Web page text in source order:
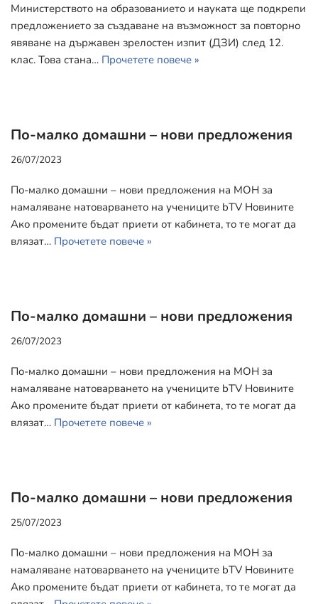
Министерството на образованието и науката ще подкрепи
предложението за създаване на възможност за повторно
явяване на държавен зрелостен изпит (ДЗИ) след 12.
клас. Това стана… Прочетете повече »
По-малко домашни – нови предложения
26/07/2023
По-малко домашни – нови предложения на МОН за
намаляване натоварването на учениците bTV Новините
Ако промените бъдат приети от кабинета, то те могат да
влязат… Прочетете повече »
По-малко домашни – нови предложения
26/07/2023
По-малко домашни – нови предложения на МОН за
намаляване натоварването на учениците bTV Новините
Ако промените бъдат приети от кабинета, то те могат да
влязат… Прочетете повече »
По-малко домашни – нови предложения
25/07/2023
По-малко домашни – нови предложения на МОН за
намаляване натоварването на учениците bTV Новините
Ако промените бъдат приети от кабинета, то те могат да